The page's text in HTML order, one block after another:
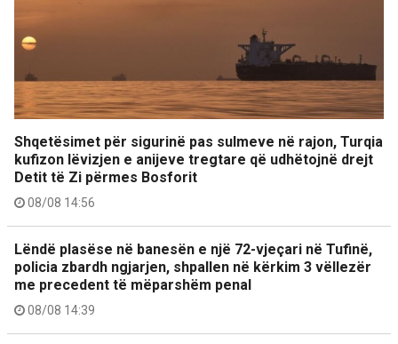
Shqetësimet për sigurinë pas sulmeve në rajon, Turqia
kufizon lëvizjen e anijeve tregtare që udhëtojnë drejt
Detit të Zi përmes Bosforit
08/08 14:56
Lëndë plasëse në banesën e një 72-vjeçari në Tufinë,
policia zbardh ngjarjen, shpallen në kërkim 3 vëllezër
me precedent të mëparshëm penal
08/08 14:39